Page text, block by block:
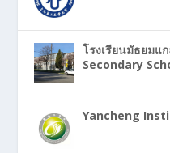
โรงเรียนมัธยม
Secondary
Yancheng